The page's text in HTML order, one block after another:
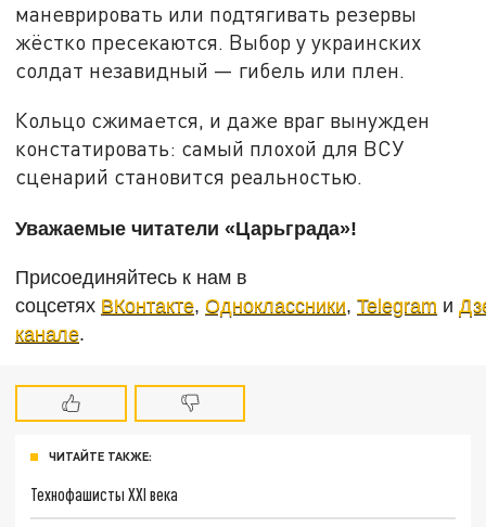
маневрировать или подтягивать резервы
жёстко пресекаются. Выбор у украинских
солдат незавидный — гибель или плен.
Кольцо сжимается, и даже враг вынужден
констатировать: самый плохой для ВСУ
сценарий становится реальностью.
Уважаемые читатели «Царьграда»!
Присоединяйтесь к нам в
соцсетях ВКонтакте,Одноклассники,Telegram и
канале.
ЧИТАЙТЕ ТАКЖЕ:
Технофашисты XXI века